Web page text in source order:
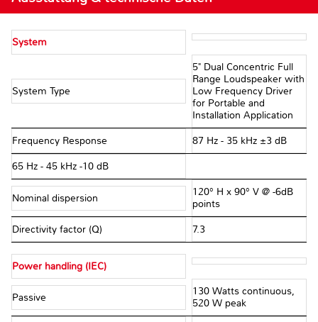
System
System Type
5" Dual Concentric Full
Range Loudspeaker with
Low Frequency Driver
for Portable and
Installation Application
Frequency Response 87 Hz - 35 kHz ±3 dB
65 Hz - 45 kHz -10 dB
Nominal dispersion
120° H x 90° V @ -6dB
points
Directivity factor (Q) 7.3
Power handling (IEC)
Passive
130 Watts continuous,
520 W peak